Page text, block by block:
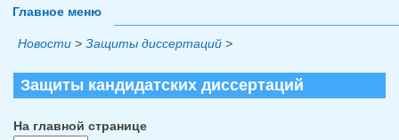
Главное меню
Новости > Защиты диссертаций >
Защиты кандидатских диссертаций
На главной странице